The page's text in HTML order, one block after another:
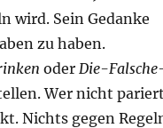
wird. Sein Gedanke
zu haben.
oder Die-
Wer nicht
Nichts gegen